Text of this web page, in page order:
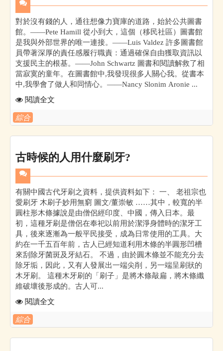
對於沒有錢的人，通往想像力寶庫的道路，始於公共圖書
館。——Pete Hamill 從小到大，這個（移民社區）圖書館
是我與外部世界的唯一連接。——Luis Valdez 許多圖書館
員帶著深厚的責任感履行職責：通過確保自由獲取資訊以
支援民主的根基。——John Schwartz 圖書和閱讀解救了相
當寂寞的童年。在圖書館中,我發現很多人關心我。從書本
中,我學會了做人和同情心。——Nancy Slonim Aronie ...
閱讀全文
綜合
古時候的人用什麼刷牙?
有關中國古代牙刷之資料，提供資料如下： 一、 老祖宗也
愛刷牙 木刷子妙用無窮 圖文/董崇敏 ……其中，較寬的半
圓柱形木條據說是由僧侶經印度、中國，傳入日本。最
初，這種牙刷是僧侶在奉祀以前用於潔淨身體時的潔牙工
具，後來逐漸為一般平民接受，成為日常使用的工具。大
約在一千五百年前，古人已經知道利用木條的半圓形凹槽
來刮除牙菌斑及牙結石。 不過，由於圓木條並不能充分去
除牙垢，因此，又有人發展出一端尖削，另一端呈刷狀的
木牙刷。 這種木牙刷的「刷子」是將木條敲扁，將木條纖
維破壞後形成的。古人可...
閱讀全文
綜合